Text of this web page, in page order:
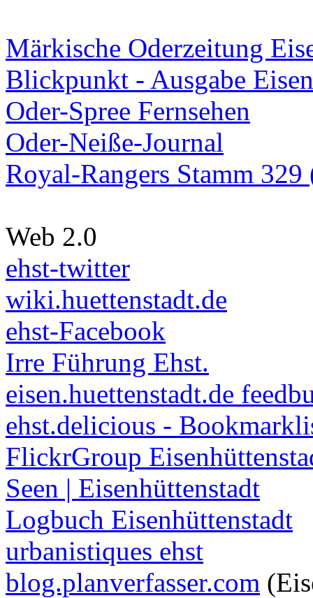
Märkische Oderzeitung
Blickpunkt - Ausgabe
Oder-Spree Fernsehen
Oder-Neiße-Journal
Royal-Rangers Stamm
Web 2.0
ehst-twitter
wiki.huettenstadt.de
ehst-Facebook
Irre Führung Ehst.
eisen.huettenstadt.de
ehst.delicious -
FlickrGroup
Seen | Eisenhüttenstadt
Logbuch Eisenhüttenstadt
urbanistiques ehst
blog.planverfasser.com